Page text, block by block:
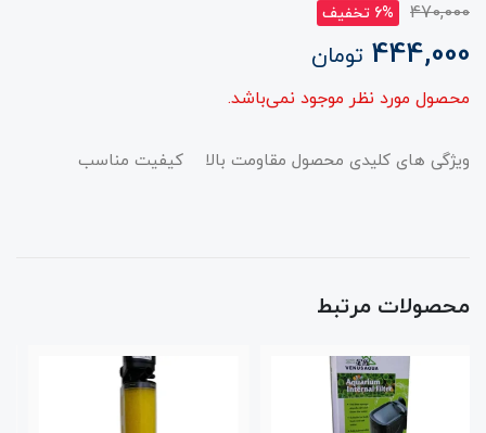
470,000 6% تخفیف
444,000 تومان
محصول مورد نظر موجود نمی‌باشد.
ویژگی های کلیدی محصول مقاومت بالا کیفیت مناسب
محصولات مرتبط